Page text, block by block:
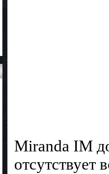
Miranda IM
отсутствует